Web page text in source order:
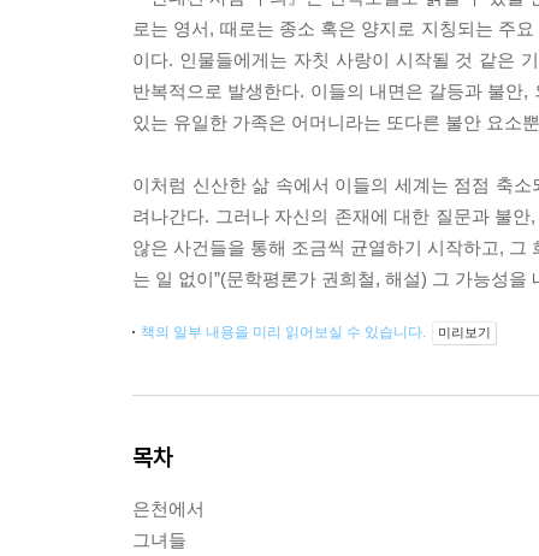
로는 영서, 때로는 종소 혹은 양지로 지칭되는 주
이다. 인물들에게는 자칫 사랑이 시작될 것 같은
반복적으로 발생한다. 이들의 내면은 갈등과 불안
있는 유일한 가족은 어머니라는 또다른 불안 요소
이처럼 신산한 삶 속에서 이들의 세계는 점점 축
려나간다. 그러나 자신의 존재에 대한 질문과 불
않은 사건들을 통해 조금씩 균열하기 시작하고,
는 일 없이”(문학평론가 권희철, 해설) 그 가능성
책의 일부 내용을 미리 읽어보실 수 있습니다. 미리보기
목차
은천에서
그녀들